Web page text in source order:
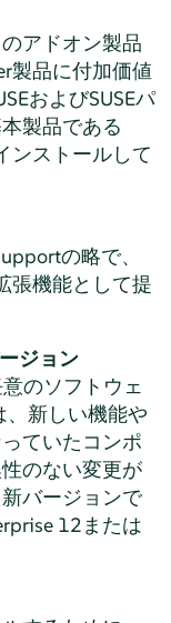
アドオン製品
製品に付加価値
およびSUSEパ
製品である
ンストールして
の略で、
張機能として提
ジョン
のソフトウェ
、新しい機能や
ていたコンポ
のない変更が
バージョンで
12または